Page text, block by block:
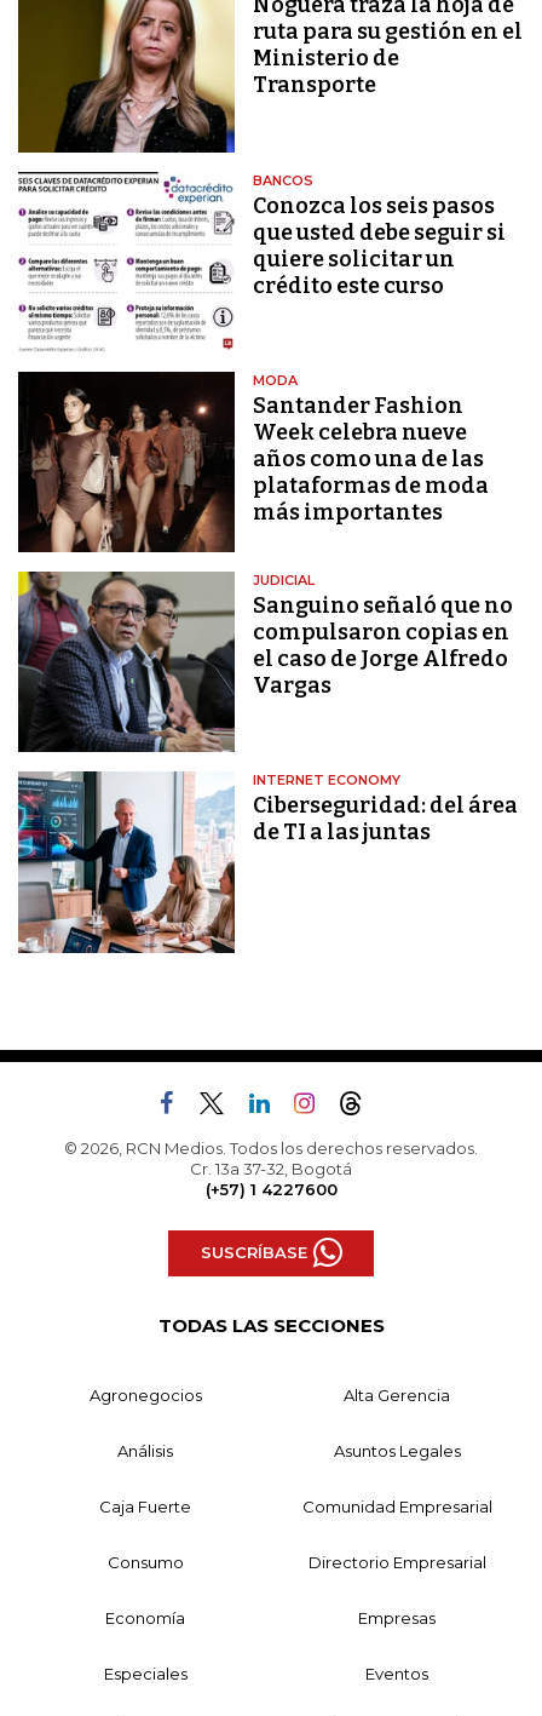
ruta para su gestión en el
Ministerio de
Transporte
BANCOS
Conozca los seis pasos
que usted debe seguir si
quiere solicitar un
crédito este curso
MODA
Santander Fashion
Week celebra nueve
años como una de las
plataformas de moda
más importantes
JUDICIAL
Sanguino señaló que no
compulsaron copias en
el caso de Jorge Alfredo
Vargas
INTERNET ECONOMY
Ciberseguridad: del área
de TI a las juntas
© 2026, RCN Medios. Todos los derechos reservados.
Cr. 13a 37-32, Bogotá
(+57) 1 4227600
SUSCRÍBASE
TODAS LAS SECCIONES
Agronegocios Alta Gerencia
Análisis Asuntos Legales
Caja Fuerte Comunidad Empresarial
Consumo Directorio Empresarial
Economía Empresas
Especiales Eventos